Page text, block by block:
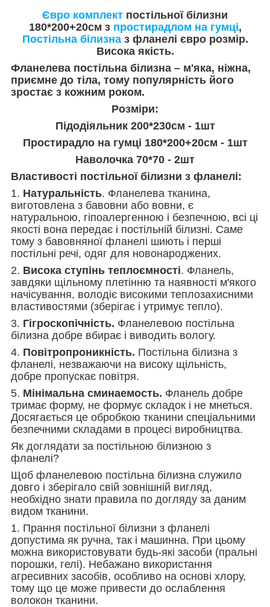
Євро комплект постільної білизни
180*200+20см з простирадлом на гумці,
Постільна білизназ фланелі євро розмір.
Висока якість.
Фланелева постільна білизна – м'яка, ніжна,
приємне до тіла, тому популярність його
зростає з кожним роком.
Розміри:
Підодіяльник 200*230см - 1шт
Простирадло на гумці 180*200+20см - 1шт
Наволочка 70*70 - 2шт
Властивості постільної білизни з фланелі:
1. Натуральність. Фланелева тканина,
виготовлена з бавовни або вовни, є
натуральною, гіпоалергенною і безпечною, всі ці
якості вона передає і постільній білизні. Саме
тому з бавовняної фланелі шиють і перші
постільні речі, одяг для новонароджених.
2. Висока ступінь теплоємності. Фланель,
завдяки щільному плетінню та наявності м'якого
начісування, володіє високими теплозахисними
властивостями (зберігає і утримує тепло).
3. Гігроскопічність. Фланелевою постільна
білизна добре вбирає і виводить вологу.
4. Повітропроникність. Постільна білизна з
фланелі, незважаючи на високу щільність,
добре пропускає повітря.
5. Мінімальна сминаемость. Фланель добре
тримає форму, не формує складок і не мнеться.
Досягається це обробкою тканини спеціальними
безпечними складами в процесі виробництва.
Як доглядати за постільною білизною з
фланелі?
Щоб фланелевою постільна білизна служило
довго і зберігало свій зовнішній вигляд,
необхідно знати правила по догляду за даним
видом тканини.
1. Прання постільної білизни з фланелі
допустима як ручна, так і машинна. При цьому
можна використовувати будь-які засоби (пральні
порошки, гелі). Небажано використання
агресивних засобів, особливо на основі хлору,
тому що це може привести до ослаблення
волокон тканини.